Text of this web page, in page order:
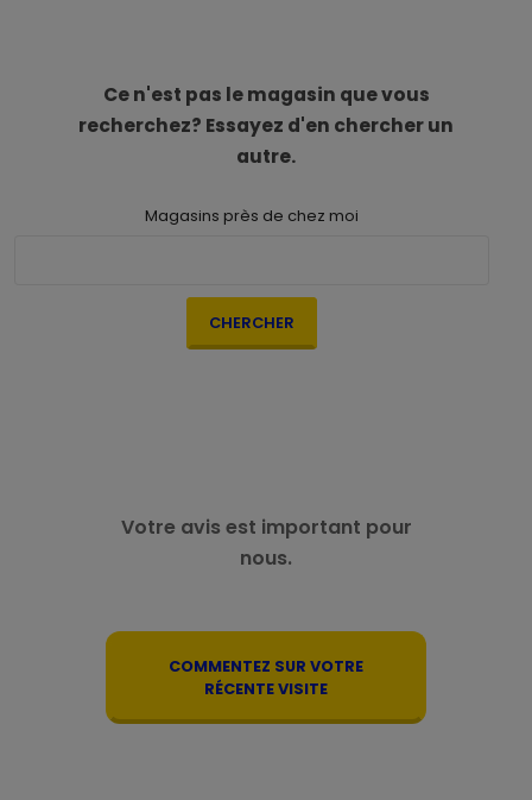
Ce n'est pas le magasin que vous
recherchez? Essayez d'en chercher un
autre.
Magasins près de chez moi
CHERCHER
Votre avis est important pour
nous.
COMMENTEZ SUR VOTRE
RÉCENTE VISITE